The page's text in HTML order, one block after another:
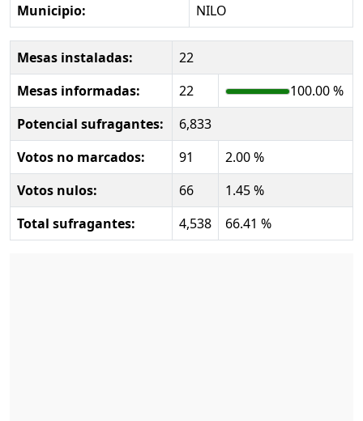
Municipio:
NILO
Mesas instaladas:
22
Mesas informadas:
22
100.00 %
Potencial sufragantes:
6,833
Votos no marcados:
91
2.00 %
Votos nulos:
66
1.45 %
Total sufragantes:
4,538 66.41 %